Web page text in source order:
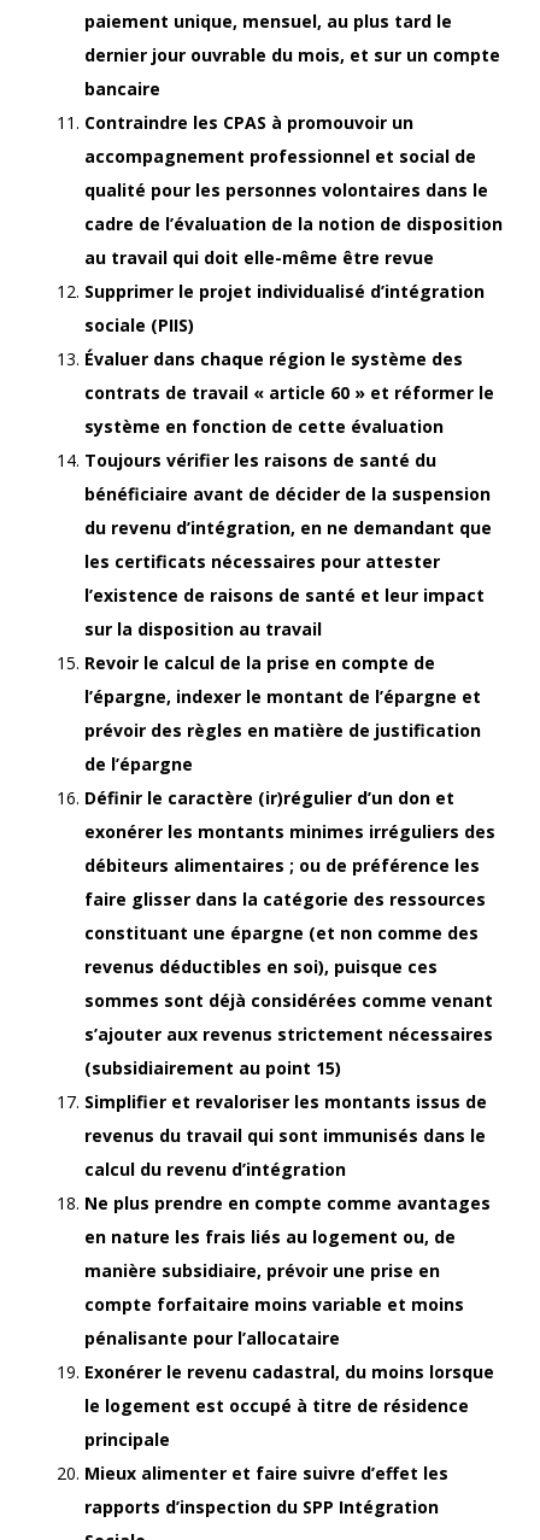
paiement unique, mensuel, au plus tard le
dernier jour ouvrable du mois, et sur un compte
bancaire
Contraindre les CPAS à promouvoir un
accompagnement professionnel et social de
qualité pour les personnes volontaires dans le
cadre de l’évaluation de la notion de disposition
au travail qui doit elle-même être revue
Supprimer le projet individualisé d’intégration
sociale (PIIS)
Évaluer dans chaque région le système des
contrats de travail « article 60 » et réformer le
système en fonction de cette évaluation
Toujours vérifier les raisons de santé du
bénéficiaire avant de décider de la suspension
du revenu d’intégration, en ne demandant que
les certificats nécessaires pour attester
l’existence de raisons de santé et leur impact
sur la disposition au travail
Revoir le calcul de la prise en compte de
l’épargne, indexer le montant de l’épargne et
prévoir des règles en matière de justification
de l’épargne
Définir le caractère (ir)régulier d’un don et
exonérer les montants minimes irréguliers des
débiteurs alimentaires ; ou de préférence les
faire glisser dans la catégorie des ressources
constituant une épargne (et non comme des
revenus déductibles en soi), puisque ces
sommes sont déjà considérées comme venant
s’ajouter aux revenus strictement nécessaires
(subsidiairement au point 15)
Simplifier et revaloriser les montants issus de
revenus du travail qui sont immunisés dans le
calcul du revenu d’intégration
Ne plus prendre en compte comme avantages
en nature les frais liés au logement ou, de
manière subsidiaire, prévoir une prise en
compte forfaitaire moins variable et moins
pénalisante pour l’allocataire
Exonérer le revenu cadastral, du moins lorsque
le logement est occupé à titre de résidence
principale
Mieux alimenter et faire suivre d’effet les
rapports d’inspection du SPP Intégration